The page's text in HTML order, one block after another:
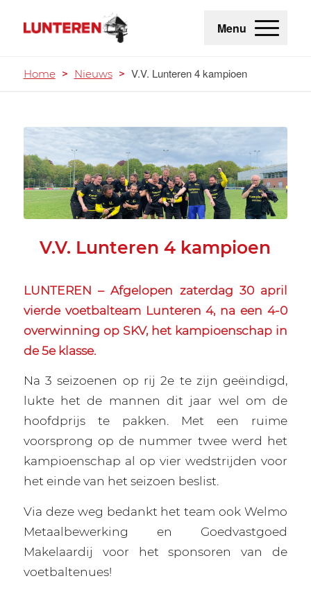
Menu
Home > Nieuws > V.V. Lunteren 4 kampioen
V.V. Lunteren 4 kampioen
LUNTEREN – Afgelopen zaterdag 30 april
vierde voetbalteam Lunteren 4, na een 4-0
overwinning op SKV, het kampioenschap in
de 5e klasse.
Na 3 seizoenen op rij 2e te zijn geëindigd,
lukte het de mannen dit jaar wel om de
hoofdprijs te pakken. Met een ruime
voorsprong op de nummer twee werd het
kampioenschap al op vier wedstrijden voor
het einde van het seizoen beslist.
Via deze weg bedankt het team ook Welmo
Metaalbewerking en Goedvastgoed
Makelaardij voor het sponsoren van de
voetbaltenues!